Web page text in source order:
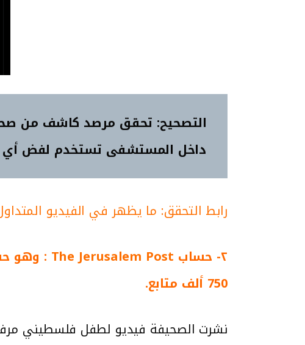
التصحيح: تحقق مرصد كاشف من
داخل المستشفى تستخدم لفض أي
رابط التحقق: ما يظهر في الفيديو
٢- حساب
The Jerusalem Post
750 ألف متابع.
نشرت الصحيفة فيديو لطفل فلسطيني